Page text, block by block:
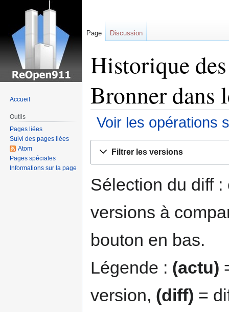
Historique
Bronner dans
Voir les opérations
navigation
recherche
Filtrer les versions
Sélection du diff
versions à
bouton en bas.
Légende : (actu)
version, (diff) =
Page Discussion
Accueil
Outils
Pages liées
Suivi des pages liées
Atom
Pages spéciales
Informations sur la page